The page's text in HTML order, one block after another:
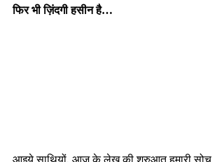
फिर भी ज़िंदगी हसीन है…